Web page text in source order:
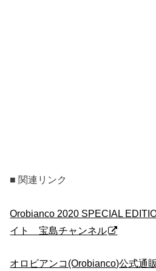
■ 関連リンク
Orobianco 2020 SPECIAL
イト 宝島チャンネル
オロビアンコ(Orobianco)公式通